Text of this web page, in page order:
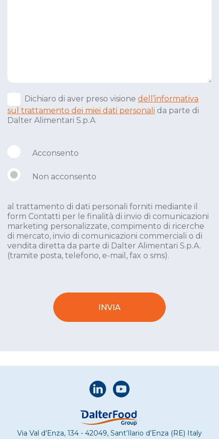
Dichiaro di aver preso visione dell’informativa
sul trattamento dei miei dati personali da parte di
Dalter Alimentari S.p.A
Acconsento
Non acconsento
al trattamento di dati personali forniti mediante il
form Contatti per le finalità di invio di comunicazioni
marketing personalizzate, compimento di ricerche
di mercato, invio di comunicazioni commerciali o di
vendita diretta da parte di Dalter Alimentari S.p.A.
(tramite posta, telefono, e-mail, fax o sms).
Via Val d’Enza, 134 - 42049, Sant’Ilario d’Enza (RE) Italy